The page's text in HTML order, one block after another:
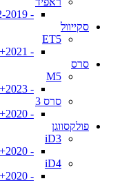
- 2012-2019
סקייוול
ET5
- 2021+
סרס
M5
- 2023+
סרס 3
- 2020+
פולקסווגן
iD3
- 2020+
iD4
- 2020+